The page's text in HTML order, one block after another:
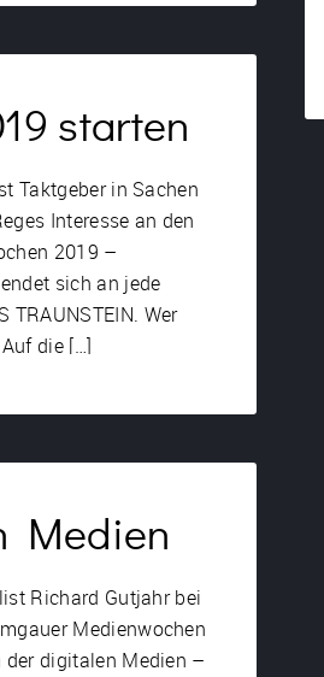
starten
Taktgeber in Sachen
Interesse an den
2019 –
sich an jede
TRAUNSTEIN. Wer
die […]
Medien
Richard Gutjahr bei
Medienwochen
digitalen Medien –